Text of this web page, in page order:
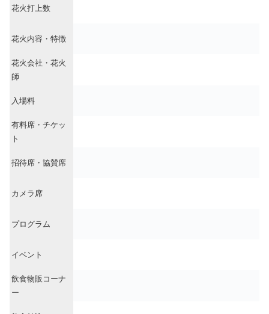
花火打上数
花火内容・特徴
花火会社・花火
師
入場料
有料席・チケッ
ト
招待席・協賛席
カメラ席
プログラム
イベント
飲食物販コーナ
ー